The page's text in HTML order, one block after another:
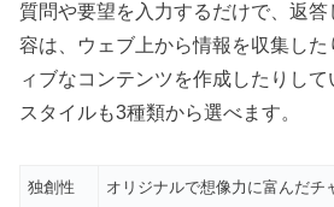
質問や要望を入力するだけで、返
容は、ウェブ上から情報を収集し
ィブなコンテンツを作成したりし
スタイルも3種類から選べます。
独創性 オリジナルで想像力に富んだチ